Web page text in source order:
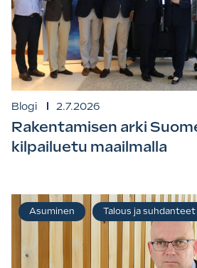
Blogi 2.7.2026
Rakentamisen arki
kilpailuetu maailmalla
Asuminen Talous ja suhdanteet